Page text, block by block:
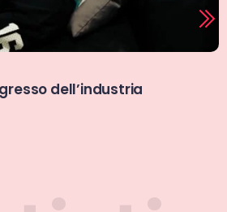
(e il Bologna) come